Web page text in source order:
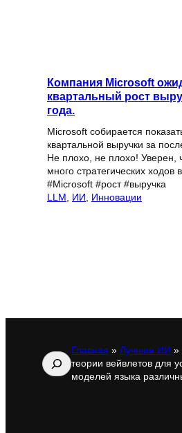
Компания Microsoft
квартальный рост
года.
Microsoft собирается
квартальной выручки за
Не плохо, не плохо! Уверен,
много стратегических ходов
#Microsoft #рост #выручка
LLM
ИИ Инновации
Поиск
Главная » Лучшие ИИ »
теории вейвлетов для
моделей языка